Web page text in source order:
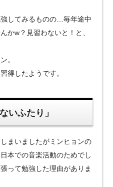
してみるものの…毎年途中
かw？見習わないと！と、
。
得したようです。
いふたり」
まいましたがミンヒョンの
本での音楽活動のためでし
って勉強した理由がありま